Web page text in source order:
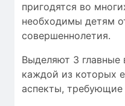
пригодятся во
необходимы детям
совершеннолетия.
Выделяют 3 главные
каждой из которых
аспекты,